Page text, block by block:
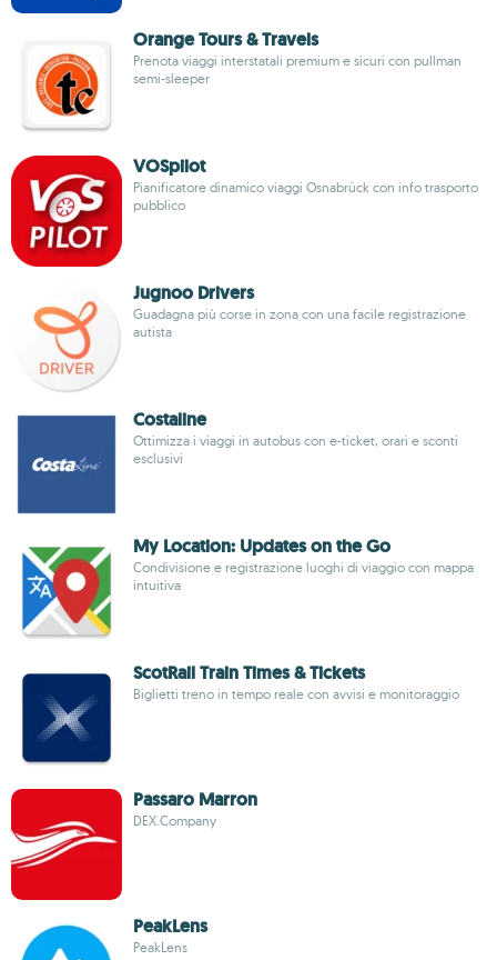
Orange Tours & Travels
Prenota viaggi interstatali premium e sicuri con pullman
semi-sleeper
VOSpilot
Pianificatore dinamico viaggi Osnabrück con info trasporto
pubblico
Jugnoo Drivers
Guadagna più corse in zona con una facile registrazione
autista
Costaline
Ottimizza i viaggi in autobus con e-ticket, orari e sconti
esclusivi
My Location: Updates on the Go
Condivisione e registrazione luoghi di viaggio con mappa
intuitiva
ScotRail Train Times & Tickets
Biglietti treno in tempo reale con avvisi e monitoraggio
Passaro Marron
DEX.Company
PeakLens
PeakLens